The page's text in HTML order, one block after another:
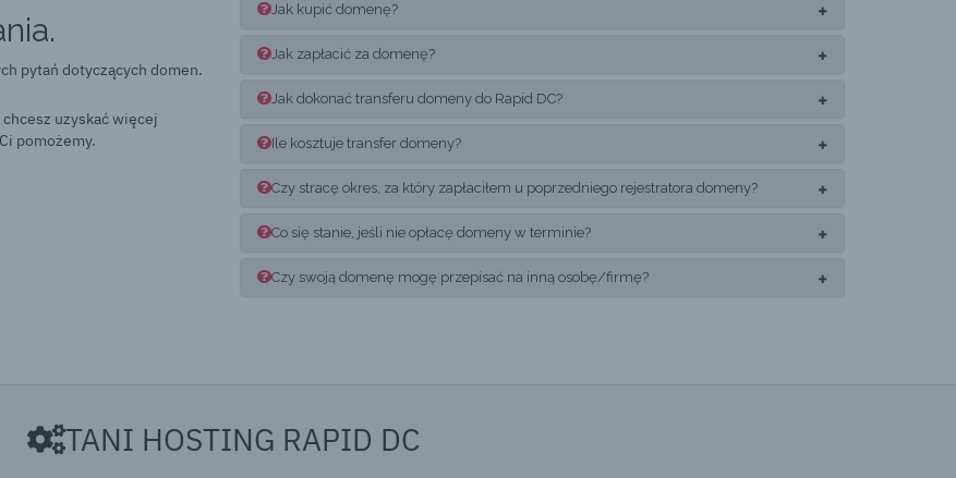
pytań dotyczących domen.
uzyskać więcej
pomożemy.
Jak kupić domenę?
Jak zapłacić za domenę?
Jak dokonać transferu domeny do Rapid DC?
Ile kosztuje transfer domeny?
Czy stracę okres, za który zapłaciłem u poprzedniego rejestratora domeny?
Co się stanie, jeśli nie opłacę domeny w terminie?
Czy swoją domenę mogę przepisać na inną osobę/firmę?
TANI HOSTING RAPID DC